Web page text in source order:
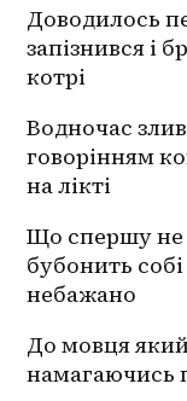
Доводилось
запізнився і
котрі
Водночас
говорінням
на лікті
Що спершу не
бубонить
небажано
До мовця
намагаючись